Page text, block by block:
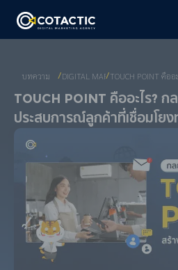
บทความ / DIGITAL MARKETING
/ TOUCH POINT คื
Touch Point คืออะไร? ก
ประสบการณ์ลูกค้าที่เชื่อมโย